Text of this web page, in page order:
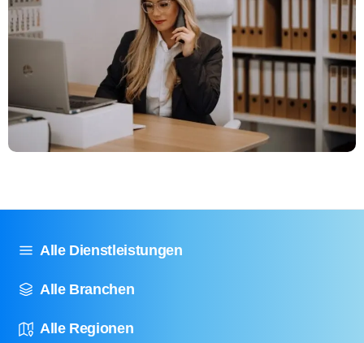
Alle Dienstleistungen
Alle Branchen
Alle Regionen